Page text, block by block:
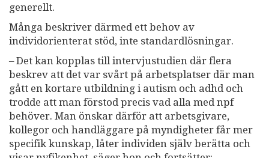
generellt.
Många beskriver därmed ett behov av
individorienterat stöd, inte standardlösningar.
– Det kan kopplas till intervjustudien där flera
beskrev att det var svårt på arbetsplatser där man
gått en kortare utbildning i autism och adhd och
trodde att man förstod precis vad alla med npf
behöver. Man önskar därför att arbetsgivare,
kollegor och handläggare på myndigheter får mer
specifik kunskap, låter individen själv berätta och